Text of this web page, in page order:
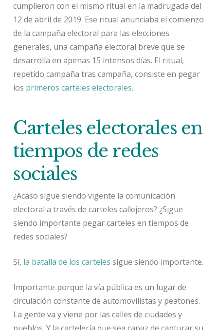
cumplieron con el mismo ritual en la madrugada del
12 de abril de 2019. Ese ritual anunciaba el comienzo
de la campaña electoral para las elecciones
generales, una campaña electoral breve que se
desarrolla en apenas 15 intensos días. El ritual,
repetido campaña tras campaña, consiste en pegar
los primeros carteles electorales.
Carteles electorales en
tiempos de redes
sociales
¿Acaso sigue siendo vigente la comunicación
electoral a través de carteles callejeros? ¿Sigue
siendo importante pegar carteles en tiempos de
redes sociales?
Sí, la batalla de los carteles sigue siendo importante.
Importante porque la vía pública es un lugar de
circulación constante de automovilistas y peatones.
La gente va y viene por las calles de ciudades y